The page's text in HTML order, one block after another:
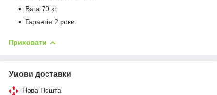
Вага 70 кг.
Гарантія 2 роки.
Приховати
Умови доставки
Нова Пошта